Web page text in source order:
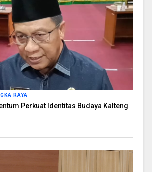
RAYA
Perkuat Identitas Budaya Kalteng